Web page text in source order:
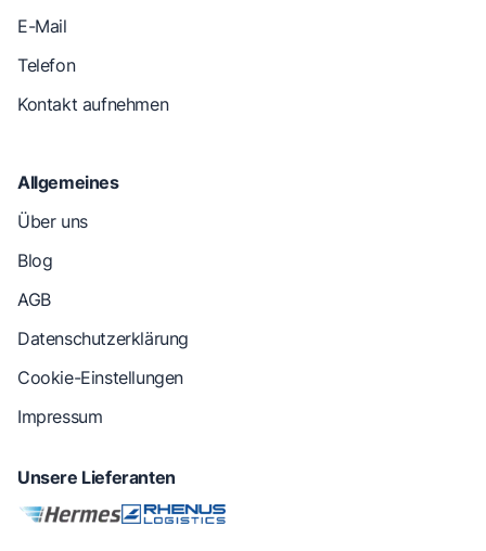
E-Mail
Telefon
Kontakt aufnehmen
Allgemeines
Über uns
Blog
AGB
Datenschutzerklärung
Cookie-Einstellungen
Impressum
Unsere Lieferanten